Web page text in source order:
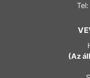
(Az